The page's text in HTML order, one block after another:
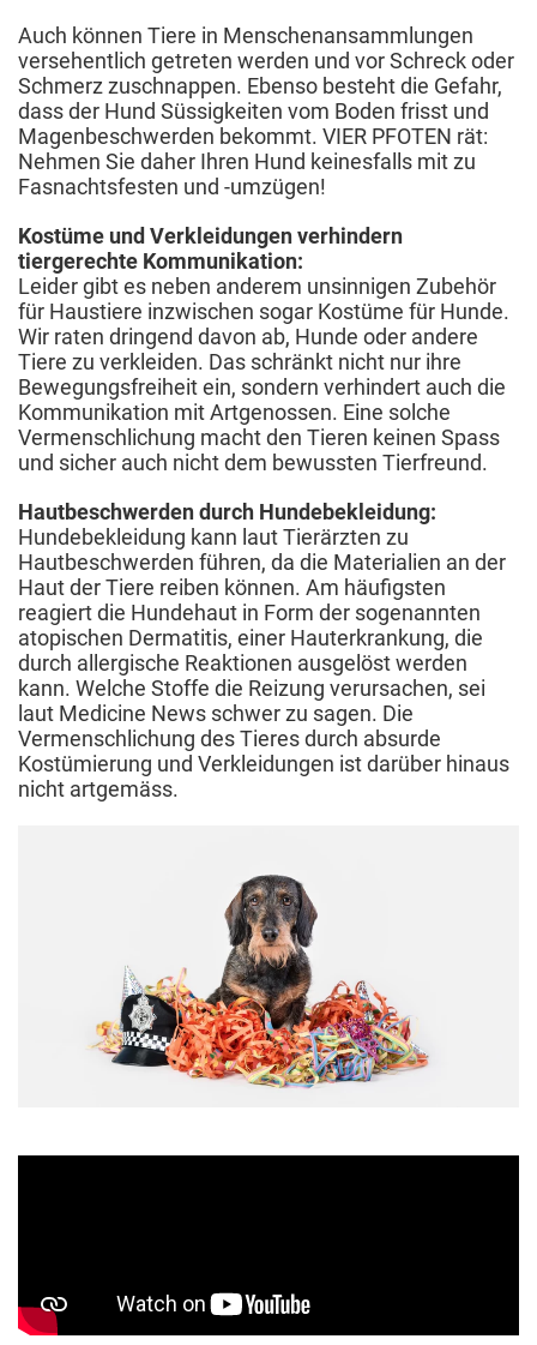
Auch können Tiere in Menschenansammlungen
versehentlich getreten werden und vor Schreck oder
Schmerz zuschnappen. Ebenso besteht die Gefahr,
dass der Hund Süssigkeiten vom Boden frisst und
Magenbeschwerden bekommt. VIER PFOTEN rät:
Nehmen Sie daher Ihren Hund keinesfalls mit zu
Fasnachtsfesten und -umzügen!
Kostüme und Verkleidungen verhindern
tiergerechte Kommunikation:
Leider gibt es neben anderem unsinnigen Zubehör
für Haustiere inzwischen sogar Kostüme für Hunde.
Wir raten dringend davon ab, Hunde oder andere
Tiere zu verkleiden. Das schränkt nicht nur ihre
Bewegungsfreiheit ein, sondern verhindert auch die
Kommunikation mit Artgenossen. Eine solche
Vermenschlichung macht den Tieren keinen Spass
und sicher auch nicht dem bewussten Tierfreund.
Hautbeschwerden durch Hundebekleidung:
Hundebekleidung kann laut Tierärzten zu
Hautbeschwerden führen, da die Materialien an der
Haut der Tiere reiben können. Am häufigsten
reagiert die Hundehaut in Form der sogenannten
atopischen Dermatitis, einer Hauterkrankung, die
durch allergische Reaktionen ausgelöst werden
kann. Welche Stoffe die Reizung verursachen, sei
laut Medicine News schwer zu sagen. Die
Vermenschlichung des Tieres durch absurde
Kostümierung und Verkleidungen ist darüber hinaus
nicht artgemäss.